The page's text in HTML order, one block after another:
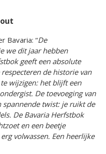
Bavaria: “De
we dit jaar hebben
geeft een absolute
de historie van
wijzigen: het blijft een
De toevoeging van
twist: je ruikt de
De Bavaria Herfstbok
en een beetje
volwassen. Een heerlijke